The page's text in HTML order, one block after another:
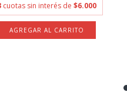
cuotas sin interés de $6.000